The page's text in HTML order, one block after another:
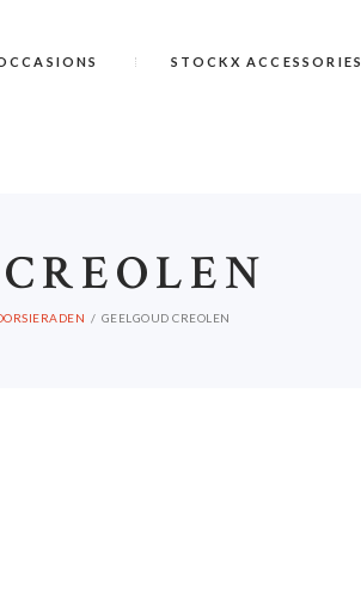
STOCKX ACCESSORIES
GEELGOUD CREOLEN